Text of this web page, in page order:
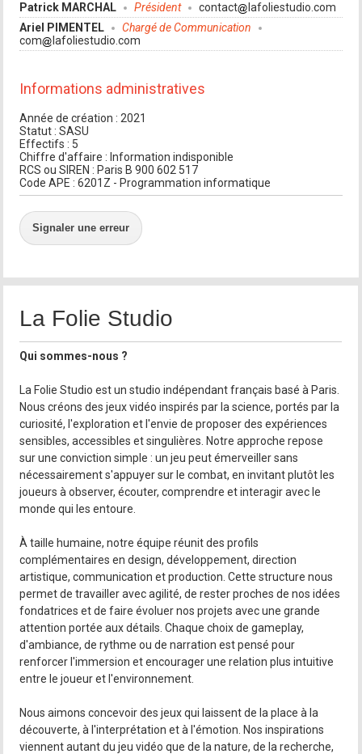
Patrick MARCHAL Président contact
lafoliestudio.com
Ariel PIMENTEL
Chargé de Communication
com
lafoliestudio.com
Informations administratives
Année de création : 2021
Statut : SASU
Effectifs : 5
Chiffre d'affaire : Information indisponible
RCS ou SIREN : Paris B 900 602 517
Code APE : 6201Z - Programmation informatique
Signaler une erreur
La Folie Studio
Qui sommes-nous ?
La Folie Studio est un studio indépendant français basé à Paris.
Nous créons des jeux vidéo inspirés par la science, portés par la
curiosité, l'exploration et l'envie de proposer des expériences
sensibles, accessibles et singulières. Notre approche repose
sur une conviction simple : un jeu peut émerveiller sans
nécessairement s'appuyer sur le combat, en invitant plutôt les
joueurs à observer, écouter, comprendre et interagir avec le
monde qui les entoure.
À taille humaine, notre équipe réunit des profils
complémentaires en design, développement, direction
artistique, communication et production. Cette structure nous
permet de travailler avec agilité, de rester proches de nos idées
fondatrices et de faire évoluer nos projets avec une grande
attention portée aux détails. Chaque choix de gameplay,
d'ambiance, de rythme ou de narration est pensé pour
renforcer l'immersion et encourager une relation plus intuitive
entre le joueur et l'environnement.
Nous aimons concevoir des jeux qui laissent de la place à la
découverte, à l'interprétation et à l'émotion. Nos inspirations
viennent autant du jeu vidéo que de la nature, de la recherche,